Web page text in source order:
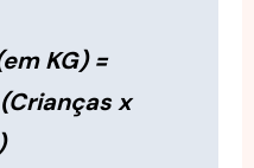
KG) =
x